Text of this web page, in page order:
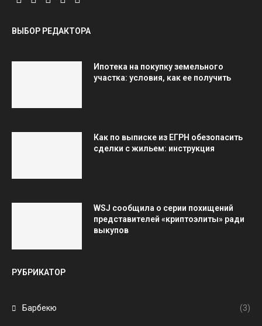
ВЫБОР РЕДАКТОРА
Ипотека на покупку земельного
участка: условия, как ее получить
Как по выписке из ЕГРН обезопасить
сделки с жильем: инструкция
WSJ сообщила о серии похищений
представителей «криптоэлиты» ради
выкупов
РУБРИКАТОР
Барбекю (3)